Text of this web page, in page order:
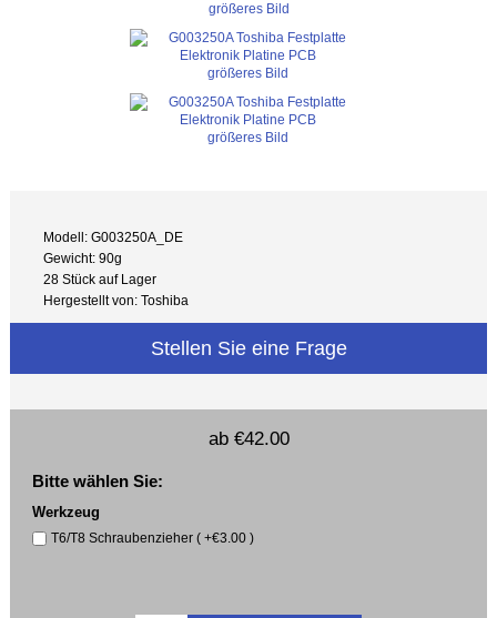
größeres Bild
größeres Bild
größeres Bild
Modell: G003250A_DE
Gewicht: 90g
28 Stück auf Lager
Hergestellt von: Toshiba
Stellen Sie eine Frage
ab €42.00
Bitte wählen Sie:
Werkzeug
T6/T8 Schraubenzieher ( +€3.00 )